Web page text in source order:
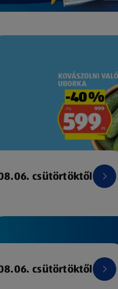
csütörtöktől
csütörtöktől